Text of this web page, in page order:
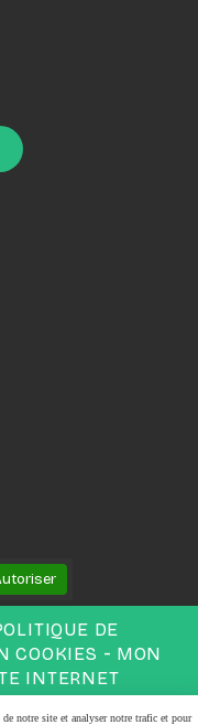
DE
COOKIES
MON
INTERNET
notre site et analyser notre trafic et pour